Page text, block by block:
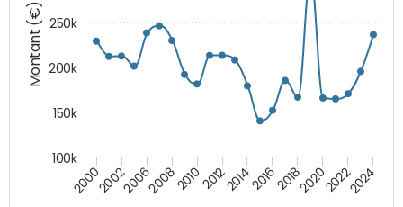
Montant (€)
200020022006200820102012201420162018202020222024
100k
150k
200k
250k